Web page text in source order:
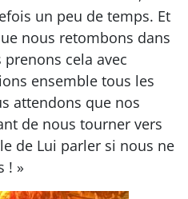
un peu de temps. Et
nous retombons dans
cela avec
ensemble tous les
attendons que nos
de nous tourner vers
de Lui parler si nous ne
! »